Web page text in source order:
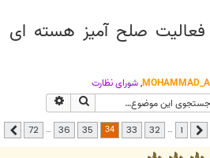
جفعالیت صلح آمیز هسته ای
,شوراي نظارت
جستجو
قبلی …
32
33
34
35
36
…
72 بعدی